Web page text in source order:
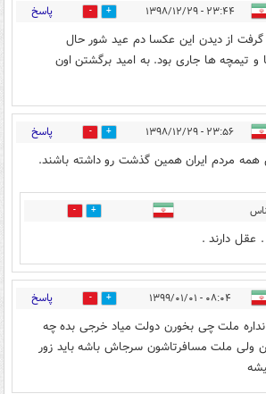
۲۳:۴۴ - ۱۳۹۸/۱۲/۲۹ 11 پاسخ
از دیدن این عکسا‌‌ دم عید شور حال
و تیمچه ها جاری بود. به امید برگشتن اون
۲۳:۵۶ - ۱۳۹۸/۱۲/۲۹ 9 پاسخ
مردم ایران همین گذشت رو داشته باشند.
0
عقل دارند .
۰۸:۰۴ - ۱۳۹۹/۰۱/۰۱ 0 پاسخ
ملت چی بخورن دولت میاد خرجی بده چه
ولی ملت مسافرتاشون سرجاش باشه باید زور